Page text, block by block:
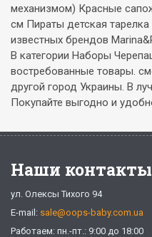
механизмом) Красные
см Пираты детская
известных брендов
В категории Наборы
востребованные товары.
другой город Украины. В
Покупайте выгодно и
Наши контакты
ул. Олексы Тихого 94
E-mail: sale@oops-baby.com.ua
Работаем: пн.-пт.: 9:00 до 18:00